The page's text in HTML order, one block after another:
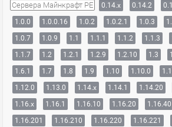
Сервера Майнкрафт PE 0.14.x 0.14.2
1.0.0
1.0.0.16 1.0.2 1.0.2.1 1.0.3
1.0.7
1.0.9 1.1 1.1.1 1.1.2 1.1.3
1.1.7
1.2 1.2.1 1.2.9 1.2.10 1.3
1.6.1
1.7 1.8 1.9 1.10 1.10.0
1.12.0
1.13.0 1.14.x 1.14.1 1.14.20
1.16.x
1.16.1 1.16.10 1.16.20 1.16.40
1.16.201
1.16.210 1.16.220 1.16.221